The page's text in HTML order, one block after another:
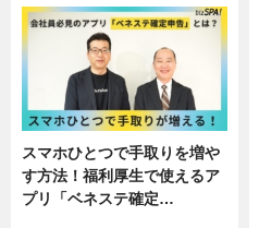
スマホひとつで手取りを増や
す方法！福利厚生で使えるア
プリ「ベネステ確定…